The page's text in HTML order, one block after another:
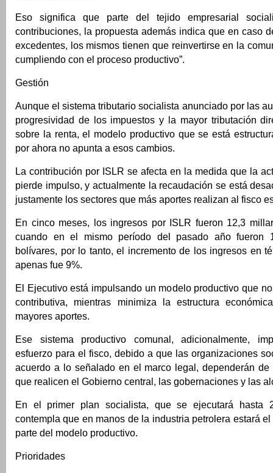
Eso significa que parte del tejido empresarial
contribuciones, la propuesta además indica que en caso
excedentes, los mismos tienen que reinvertirse en la
cumpliendo con el proceso productivo”.
Gestión
Aunque el sistema tributario socialista anunciado por las
progresividad de los impuestos y la mayor tributación
sobre la renta, el modelo productivo que se está
por ahora no apunta a esos cambios.
La contribución por ISLR se afecta en la medida que la
pierde impulso, y actualmente la recaudación se está
justamente los sectores que más aportes realizan al fisco
En cinco meses, los ingresos por ISLR fueron 12,3
cuando en el mismo período del pasado año fueron
bolívares, por lo tanto, el incremento de los ingresos en
apenas fue 9%.
El Ejecutivo está impulsando un modelo productivo que
contributiva, mientras minimiza la estructura
mayores aportes.
Ese sistema productivo comunal, adicionalmente,
esfuerzo para el fisco, debido a que las organizaciones
acuerdo a lo señalado en el marco legal, dependerán de
que realicen el Gobierno central, las gobernaciones y las
En el primer plan socialista, que se ejecutará hasta
contempla que en manos de la industria petrolera estará
parte del modelo productivo.
Prioridades